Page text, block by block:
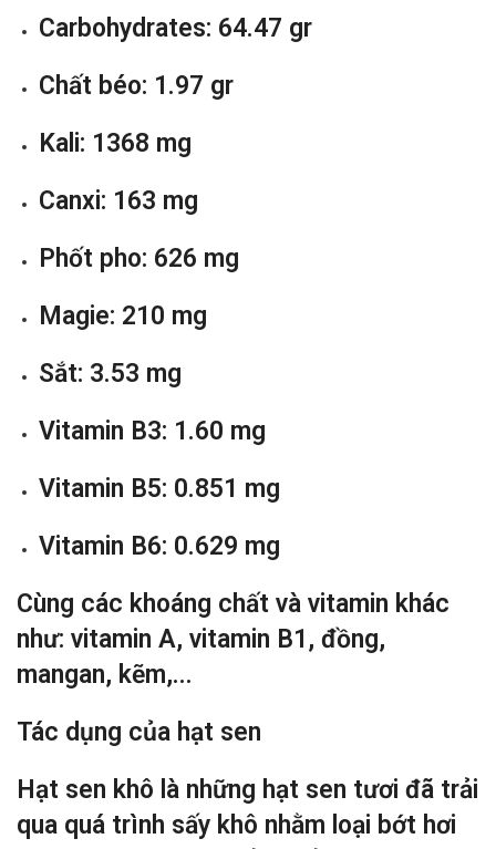
Carbohydrates: 64.47 gr
Chất béo: 1.97 gr
Kali: 1368 mg
Canxi: 163 mg
Phốt pho: 626 mg
Magie: 210 mg
Sắt: 3.53 mg
Vitamin B3: 1.60 mg
Vitamin B5: 0.851 mg
Vitamin B6: 0.629 mg
Cùng các khoáng chất và vitamin khác
như: vitamin A, vitamin B1, đồng,
mangan, kẽm,...
Tác dụng của hạt sen
Hạt sen khô là những hạt sen tươi đã trải
qua quá trình sấy khô nhằm loại bớt hơi